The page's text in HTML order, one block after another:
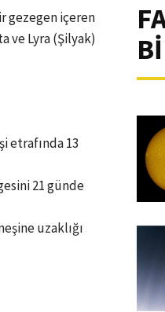
gezegen içeren
ve Lyra (Şilyak)
etrafında 13
21 günde
uzaklığı